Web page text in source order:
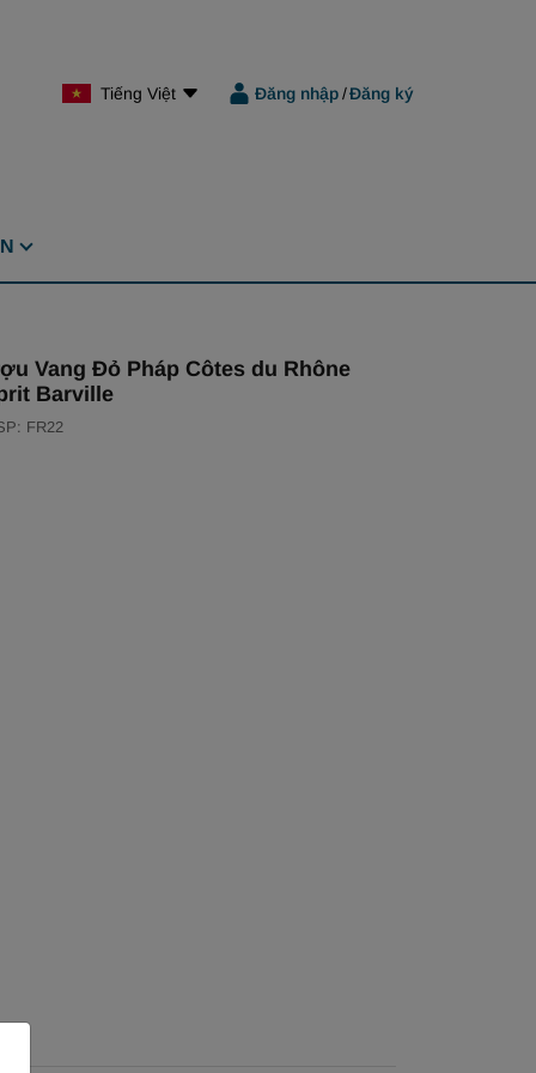
Tiếng Việt Đăng nhập/Đăng ký
Vang Đỏ Pháp Côtes du Rhône
Barville
FR22